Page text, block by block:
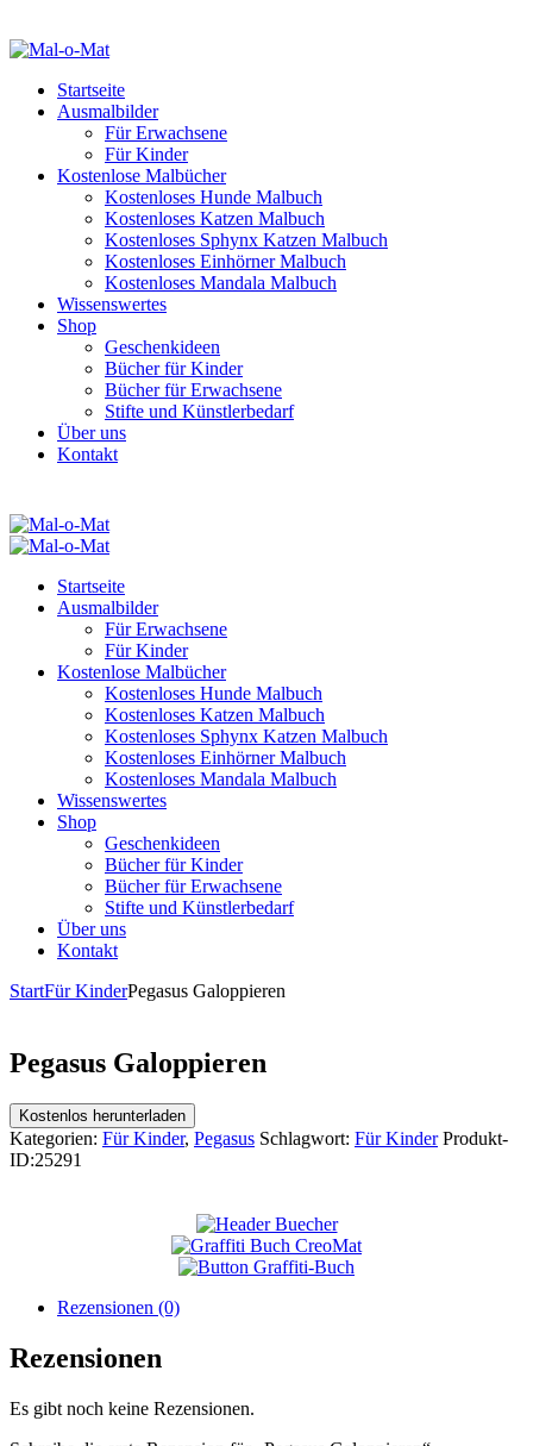
Startseite
Ausmalbilder
Für Erwachsene
Für Kinder
Kostenlose Malbücher
Kostenloses Hunde Malbuch
Kostenloses Katzen Malbuch
Kostenloses Sphynx Katzen Malbuch
Kostenloses Einhörner Malbuch
Kostenloses Mandala Malbuch
Wissenswertes
Shop
Geschenkideen
Bücher für Kinder
Bücher für Erwachsene
Stifte und Künstlerbedarf
Über uns
Kontakt
Startseite
Ausmalbilder
Für Erwachsene
Für Kinder
Kostenlose Malbücher
Kostenloses Hunde Malbuch
Kostenloses Katzen Malbuch
Kostenloses Sphynx Katzen Malbuch
Kostenloses Einhörner Malbuch
Kostenloses Mandala Malbuch
Wissenswertes
Shop
Geschenkideen
Bücher für Kinder
Bücher für Erwachsene
Stifte und Künstlerbedarf
Über uns
Kontakt
StartFür KinderPegasus Galoppieren
Pegasus Galoppieren
Kostenlos herunterladen
Kategorien: Für Kinder, Pegasus Schlagwort: Für Kinder Produkt-
ID:25291
Rezensionen (0)
Rezensionen
Es gibt noch keine Rezensionen.